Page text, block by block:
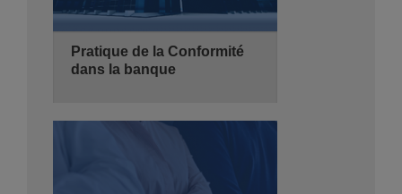
Pratique de la Conformité
dans la banque